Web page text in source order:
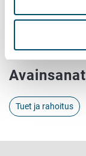
Minna Talvitie,
Avainsanat
Tuet ja rahoitus